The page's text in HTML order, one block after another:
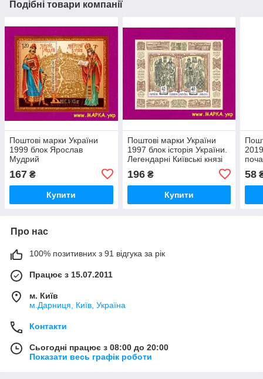
Подібні товари компанії
Поштові марки України
1999 блок Ярослав
Мудрий
167 ₴
Купити
Поштові марки України
1997 блок історія України.
Легендарні Київські князі
196₴
Купити
58
Про нас
100% позитивних з 91 відгука за рік
Працює з 15.07.2011
м. Київ
м.Дарниця, Київ, Україна
Контакти
Сьогодні працює з 08:00 до 20:00
Показати весь графік роботи